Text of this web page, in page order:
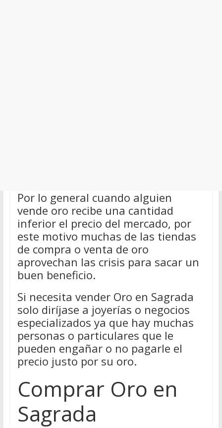
Por lo general cuando alguien
vende oro recibe una cantidad
inferior el precio del mercado, por
este motivo muchas de las tiendas
de compra o venta de oro
aprovechan las crisis para sacar un
buen beneficio.
Si necesita vender Oro en Sagrada
solo diríjase a joyerías o negocios
especializados ya que hay muchas
personas o particulares que le
pueden engañar o no pagarle el
precio justo por su oro.
Comprar Oro en
Sagrada